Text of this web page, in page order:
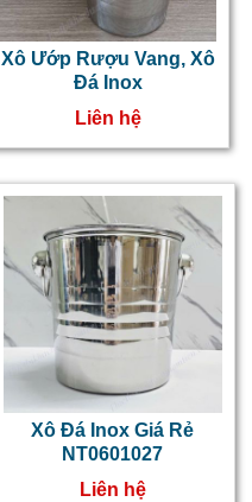
Xô Ướp Rượu Vang, Xô
Đá Inox
Liên hệ
Xô Đá Inox Giá Rẻ
NT0601027
Liên hệ